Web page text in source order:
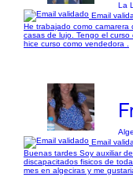
La
Email
He trabajado como camarera
casas de lujo. Tengo el
hice curso como vendedora .
Email
Buenas tardes Soy auxiliar
discapacitados fisicos de
mes en algeciras y me